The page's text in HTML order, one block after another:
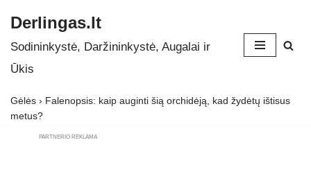
Skip
to
Derlingas.lt
Sodininkystė, Daržininkystė, Augalai ir
Ūkis
Gėlės › Falenopsis: kaip auginti šią orchidėją, kad žydėtų ištisus
metus?
PARTNERIO REKLAMA